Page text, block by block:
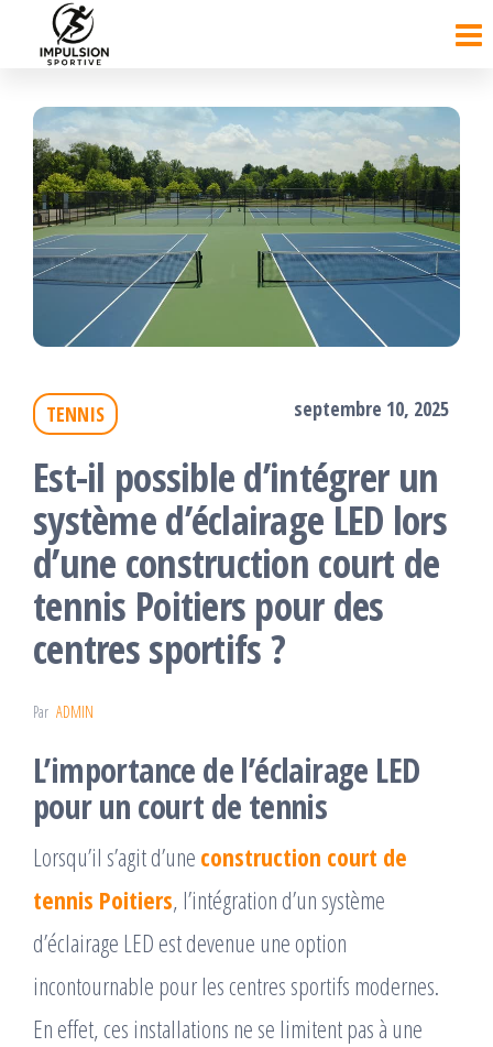
contenu
TENNIS septembre 10, 2025
Est-il possible d’intégrer un
système d’éclairage LED lors
d’une construction court de
tennis Poitiers pour des
centres sportifs ?
Par ADMIN
L’importance de l’éclairage LED
pour un court de tennis
Lorsqu’il s’agit d’une construction court de
tennis Poitiers, l’intégration d’un système
d’éclairage LED est devenue une option
incontournable pour les centres sportifs modernes.
En effet, ces installations ne se limitent pas à une